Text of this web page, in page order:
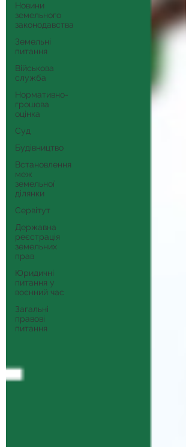
Новини
земельного
законодавства
Земельні
питання
Військова
служба
Нормативно-
грошова
оцінка
Суд
Будівництво
Встановлення
меж
земельної
ділянки
Сервітут
Державна
реєстрація
земельних
прав
Юридичні
питання у
воєнний час
Загальні
правові
питання